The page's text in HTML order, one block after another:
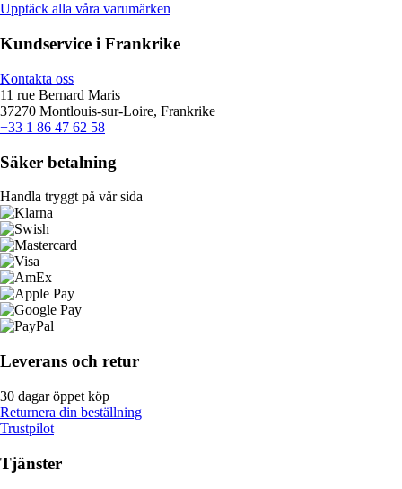
Upptäck alla våra varumärken
Kundservice i Frankrike
Kontakta oss
11 rue Bernard Maris
37270 Montlouis-sur-Loire, Frankrike
+33 1 86 47 62 58
Säker betalning
Handla tryggt på vår sida
Leverans och retur
30 dagar öppet köp
Returnera din beställning
Trustpilot
Tjänster